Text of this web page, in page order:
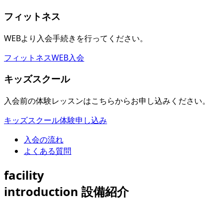
フィットネス
WEBより入会手続きを行ってください。
フィットネスWEB入会
キッズスクール
入会前の体験レッスンはこちらからお申し込みください。
キッズスクール体験申し込み
入会の流れ
よくある質問
facility
introduction 設備紹介